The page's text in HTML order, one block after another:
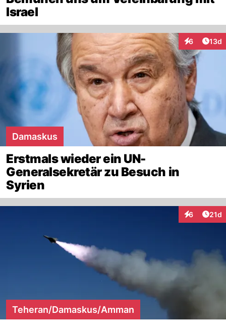
Israel
6
Interaktionen
13d
Damaskus
Erstmals wieder ein UN-
Generalsekretär zu Besuch in
Syrien
6
Interaktionen
21d
Teheran/Damaskus/Amman